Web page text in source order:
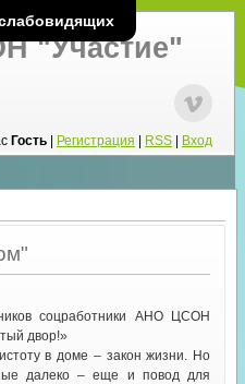
"Участие"
Гость Регистрация RSS
Вход
соцработники АНО ЦСОН
двор!»
в доме – закон жизни. Но
далеко – еще и повод для